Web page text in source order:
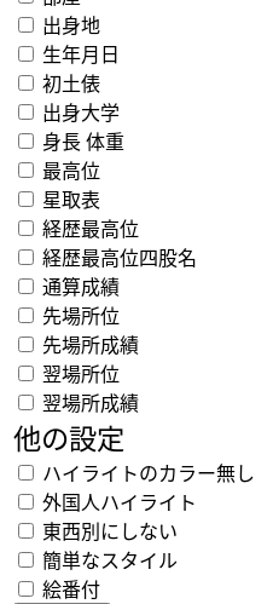
出身地
生年月日
初土俵
出身大学
身長 体重
最高位
星取表
経歴最高位
経歴最高位四股名
通算成績
先場所位
先場所成績
翌場所位
翌場所成績
他の設定
ハイライトのカラー無し
外国人ハイライト
東西別にしない
簡単なスタイル
絵番付